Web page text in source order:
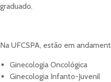
graduado.
Na UFCSPA, estão em
Ginecologia Oncológica
Ginecologia Infanto-Juvenil